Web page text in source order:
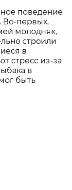
поведение
Во-первых,
молодняк,
строили
в
стресс из-за
в
быть